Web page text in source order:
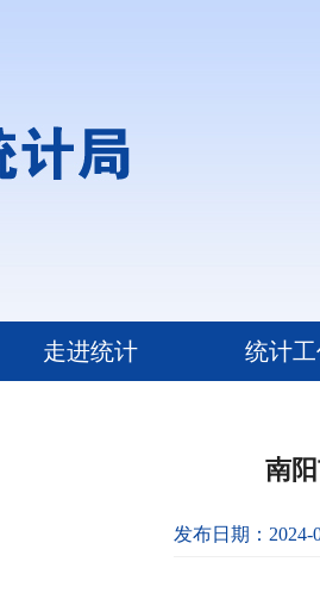
走进统计 统计
南
发布日期：2024-